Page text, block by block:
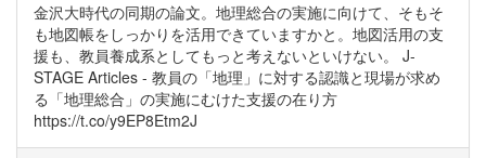
金沢大時代の同期の論文。地理総合の実施に向けて、そもそ
も地図帳をしっかりを活用できていますかと。地図活用の支
援も、教員養成系としてもっと考えないといけない。 J-
STAGE Articles - 教員の「地理」に対する認識と現場が求め
る「地理総合」の実施にむけた支援の在り方
https://t.co/y9EP8Etm2J